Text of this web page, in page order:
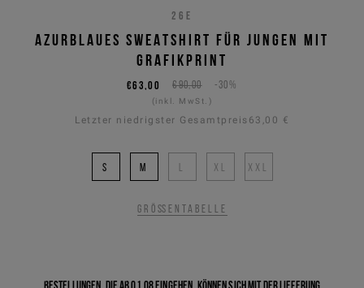
26E
AZURBLAUES SWEATSHIRT FÜR JUNGEN MIT
GRAFIKPRINT
€90,00 -30%
€63,00
(inkl. MwSt.)
Letzter niedrigster Gesamtpreis 63,00 €
S M L XL XXL
Größentabelle